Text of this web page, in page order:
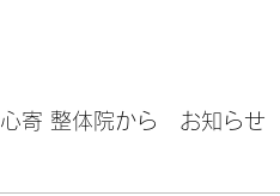
心寄 整体院から お知らせ